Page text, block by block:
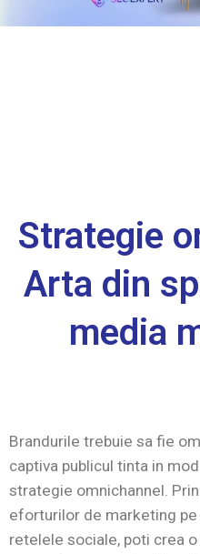
Strategie
Arta din
media
Brandurile trebuie sa fie
captiva publicul tinta in
strategie omnichannel.
eforturilor de marketing pe
retelele sociale, poti crea